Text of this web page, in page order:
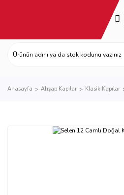
Anasayfa Ahşap Kapılar Klasik Kapılar